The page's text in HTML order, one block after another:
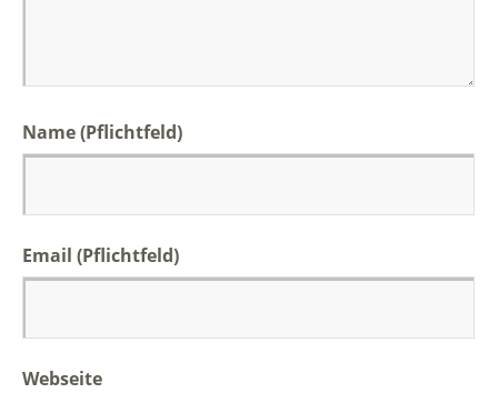
Name (Pflichtfeld)
Email (Pflichtfeld)
Webseite